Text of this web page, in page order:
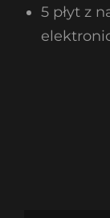
5 płyt z